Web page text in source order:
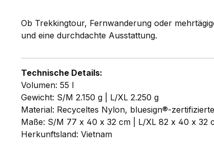
Ob Trekkingtour, Fernwanderung oder
und eine durchdachte Ausstattung.
Technische Details:
Volumen: 55 l
Gewicht: S/M 2.150 g | L/XL 2.250 g
Material: Recyceltes Nylon, bluesign®-
Maße: S/M 77 x 40 x 32 cm | L/XL 82 x 40 x 32
Herkunftsland: Vietnam